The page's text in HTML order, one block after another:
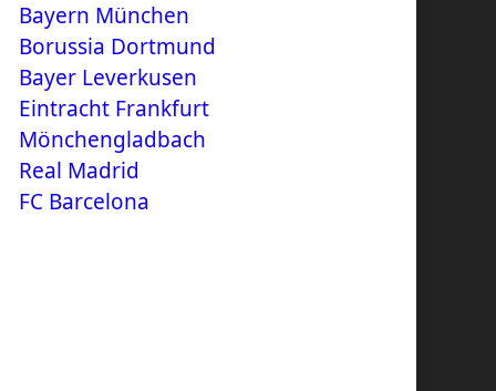
Bayern München
Borussia Dortmund
Bayer Leverkusen
Eintracht Frankfurt
Mönchengladbach
Real Madrid
FC Barcelona